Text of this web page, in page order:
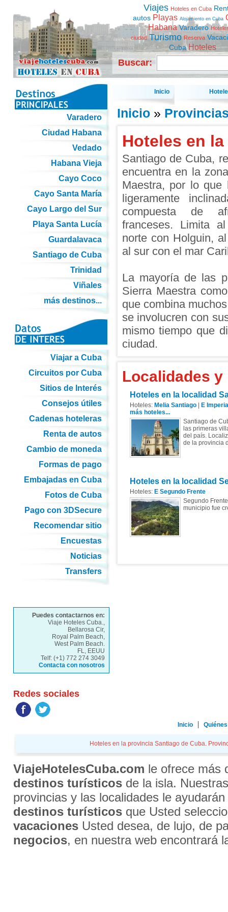
Viajes Hoteles en Cuba
autos Playas Alojamiento en Cuba
Habana Varadero
ciudad Turismo Reserva
Cuba Hoteles
Buscar:
Inicio
Inicio»
Hoteles en
Santiago de Cuba,
encuentra en la
Maestra, por lo
ligeramente
compuesta de
franceses. Limita
norte con Holguin,
al sur con el mar
La mayoría de las
Sierra Maestra
que combina
se involucren con
mismo tiempo que
ciudad.
Localidades y
Hoteles en la localidad
Hoteles: Melia Santiago|
E
más hoteles...
Santiago de
las primeras
del país.
de la provincia
Hoteles en la localidad
Hoteles: E Segundo Frente
Segundo
municipio fue
Varadero
Ciudad Habana
Vedado
Habana Vieja
Cayo Coco
Cayo Santa María
Cayo Largo del Sur
Playa Santa Lucía
Guardalavaca
Santiago de Cuba
Trinidad
Viñales
más destinos...
Viajar a Cuba
Circuitos por Cuba
Sitios de Interés
Consejos útiles
Cadenas hoteleras
Renta de autos
Cambio de moneda
Formas de pago
Embajadas en Cuba
Fotos de Cuba
Pago con 3DSecure
Recomendar sitio
Encuestas
Noticias
Transfers
Puedes contactarnos en:
Viaje Hoteles Cuba.,
Bellarosa Cir,
Royal Palm Beach,
West Palm Beach.
FL, EEUU
Telf: (+1) 772 274 3049
Contacta con nosotros
Redes sociales
Inicio
Hoteles en la provincia Santiago de Cuba.
ViajeHotelesCuba.com le ofrece más
destinos turísticosde la isla.
provincias y las localidades le
destinos turísticosque Usted
vacacionesUsted desea, de lujo, de
negocios, en nuestra web encontrará